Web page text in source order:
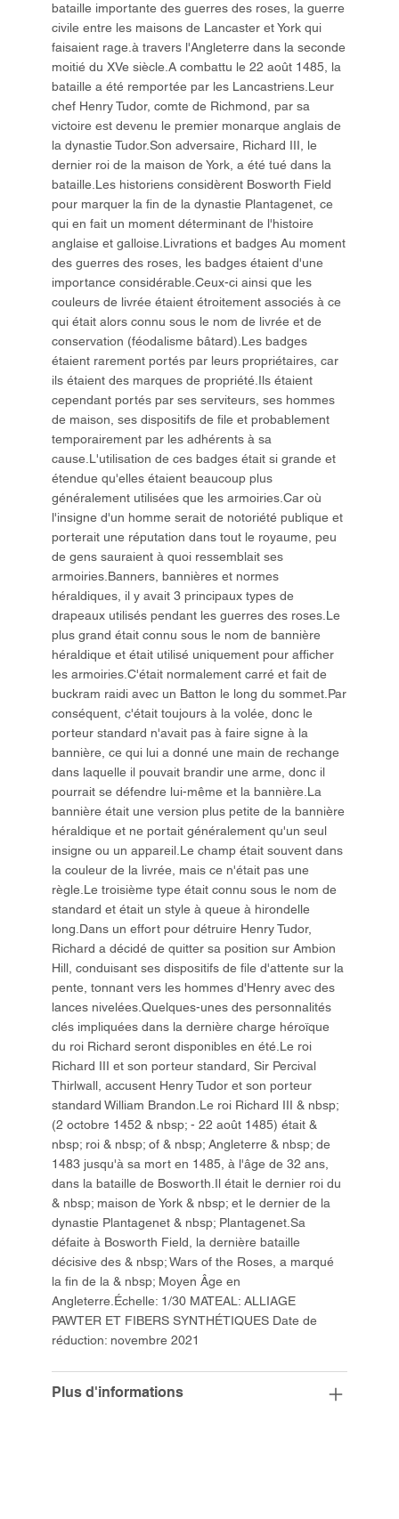
bataille importante des guerres des roses, la guerre
civile entre les maisons de Lancaster et York qui
faisaient rage.à travers l'Angleterre dans la seconde
moitié du XVe siècle.A combattu le 22 août 1485, la
bataille a été remportée par les Lancastriens.Leur
chef Henry Tudor, comte de Richmond, par sa
victoire est devenu le premier monarque anglais de
la dynastie Tudor.Son adversaire, Richard III, le
dernier roi de la maison de York, a été tué dans la
bataille.Les historiens considèrent Bosworth Field
pour marquer la fin de la dynastie Plantagenet, ce
qui en fait un moment déterminant de l'histoire
anglaise et galloise.Livrations et badges Au moment
des guerres des roses, les badges étaient d'une
importance considérable.Ceux-ci ainsi que les
couleurs de livrée étaient étroitement associés à ce
qui était alors connu sous le nom de livrée et de
conservation (féodalisme bâtard).Les badges
étaient rarement portés par leurs propriétaires, car
ils étaient des marques de propriété.Ils étaient
cependant portés par ses serviteurs, ses hommes
de maison, ses dispositifs de file et probablement
temporairement par les adhérents à sa
cause.L'utilisation de ces badges était si grande et
étendue qu'elles étaient beaucoup plus
généralement utilisées que les armoiries.Car où
l'insigne d'un homme serait de notoriété publique et
porterait une réputation dans tout le royaume, peu
de gens sauraient à quoi ressemblait ses
armoiries.Banners, bannières et normes
héraldiques, il y avait 3 principaux types de
drapeaux utilisés pendant les guerres des roses.Le
plus grand était connu sous le nom de bannière
héraldique et était utilisé uniquement pour afficher
les armoiries.C'était normalement carré et fait de
buckram raidi avec un Batton le long du sommet.Par
conséquent, c'était toujours à la volée, donc le
porteur standard n'avait pas à faire signe à la
bannière, ce qui lui a donné une main de rechange
dans laquelle il pouvait brandir une arme, donc il
pourrait se défendre lui-même et la bannière.La
bannière était une version plus petite de la bannière
héraldique et ne portait généralement qu'un seul
insigne ou un appareil.Le champ était souvent dans
la couleur de la livrée, mais ce n'était pas une
règle.Le troisième type était connu sous le nom de
standard et était un style à queue à hirondelle
long.Dans un effort pour détruire Henry Tudor,
Richard a décidé de quitter sa position sur Ambion
Hill, conduisant ses dispositifs de file d'attente sur la
pente, tonnant vers les hommes d'Henry avec des
lances nivelées.Quelques-unes des personnalités
clés impliquées dans la dernière charge héroïque
du roi Richard seront disponibles en été.Le roi
Richard III et son porteur standard, Sir Percival
Thirlwall, accusent Henry Tudor et son porteur
standard William Brandon.Le roi Richard III & nbsp;
(2 octobre 1452 & nbsp; - 22 août 1485) était &
nbsp; roi & nbsp; of & nbsp; Angleterre & nbsp; de
1483 jusqu'à sa mort en 1485, à l'âge de 32 ans,
dans la bataille de Bosworth.Il était le dernier roi du
& nbsp; maison de York & nbsp; et le dernier de la
dynastie Plantagenet & nbsp; Plantagenet.Sa
défaite à Bosworth Field, la dernière bataille
décisive des & nbsp; Wars of the Roses, a marqué
la fin de la & nbsp; Moyen Âge en
Angleterre.Échelle: 1/30 MATEAL: ALLIAGE
PAWTER ET FIBERS SYNTHÉTIQUES Date de
réduction: novembre 2021
Plus d'informations